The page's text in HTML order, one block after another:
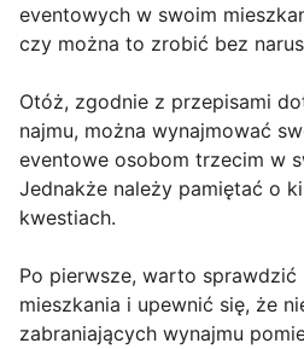
eventowych w swoim
czy można to zrobić bez
Otóż, zgodnie z przepisami
najmu, można wynajmować
eventowe osobom trzecim w
Jednakże należy pamiętać o
kwestiach.
Po pierwsze, warto sprawdzić
mieszkania i upewnić się, że
zabraniających wynajmu